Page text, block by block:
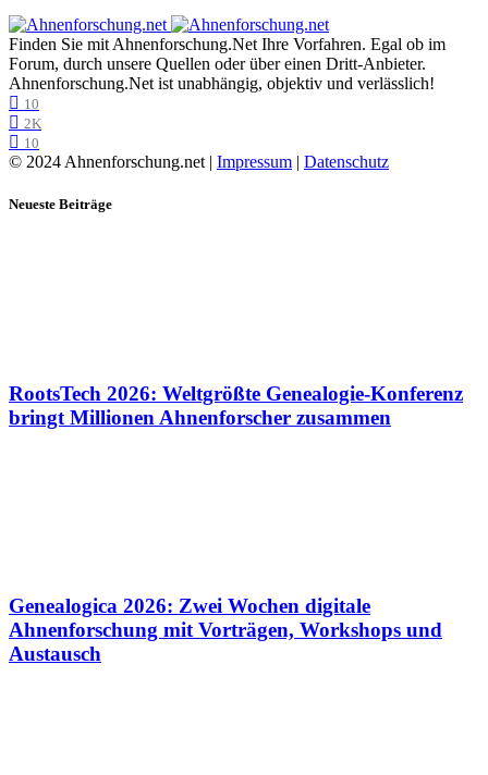
Finden Sie mit Ahnenforschung.Net Ihre Vorfahren. Egal ob im
Forum, durch unsere Quellen oder über einen Dritt-Anbieter.
Ahnenforschung.Net ist unabhängig, objektiv und verlässlich!
10
2K
10
© 2024 Ahnenforschung.net | Impressum | Datenschutz
Neueste Beiträge
RootsTech 2026: Weltgrößte Genealogie-Konferenz
bringt Millionen Ahnenforscher zusammen
Genealogica 2026: Zwei Wochen digitale
Ahnenforschung mit Vorträgen, Workshops und
Austausch